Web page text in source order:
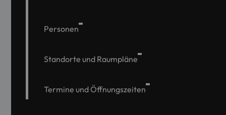
Personen
Standorte und Raumpläne
Termine und Öffnungszeiten